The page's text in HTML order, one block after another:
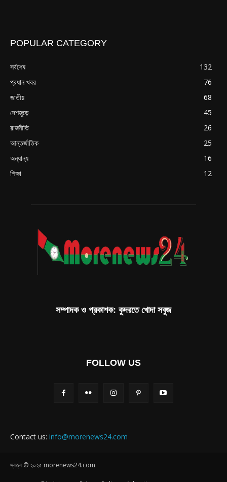
POPULAR CATEGORY
সর্বশেষ
132
প্রধান খবর
76
জাতীয়
68
দেশজুড়ে
45
রাজনীতি
26
আন্তর্জাতিক
25
অন্যান্য
16
শিক্ষা
12
সম্পাদক ও প্রকাশক: কুদরতে খোদা সবুজ
FOLLOW US
Contact us: info@morenews24.com
স্বত্ব © ২০২৫ morenews24.com